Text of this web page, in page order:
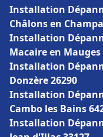
Installation
Châlons en
Installation
Macaire en Mauges
Installation
Donzère 26290
Installation
Cambo les Bains
Installation